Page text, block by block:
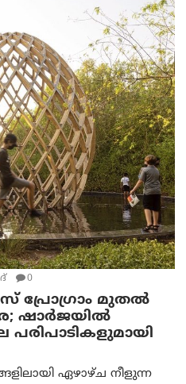
0
പ്രോ​ഗ്രാം മുതൽ
ഷാർജയിൽ
പരിപാടികളുമായി
ഏഴാഴ്ച നീളുന്ന